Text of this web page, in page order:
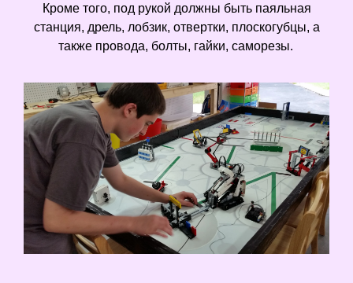
Кроме того, под рукой должны быть паяльная
станция, дрель, лобзик, отвертки, плоскогубцы, а
также провода, болты, гайки, саморезы.